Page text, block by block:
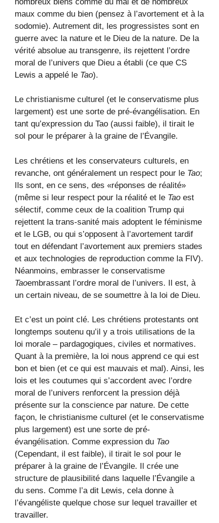
maux comme du bien (pensez à l’avortement et à la
sodomie). Autrement dit, les progressistes sont en
guerre avec la nature et le Dieu de la nature. De la
vérité absolue au transgenre, ils rejettent l’ordre
moral de l’univers que Dieu a établi (ce que CS
Lewis a appelé le Tao).
Le christianisme culturel (et le conservatisme plus
largement) est une sorte de pré-évangélisation. En
tant qu’expression du Tao (aussi faible), il tirait le
sol pour le préparer à la graine de l’Évangile.
Les chrétiens et les conservateurs culturels, en
revanche, ont généralement un respect pour le Tao;
Ils sont, en ce sens, des «réponses de réalité»
(même si leur respect pour la réalité et le Tao est
sélectif, comme ceux de la coalition Trump qui
rejettent la trans-sanité mais adoptent le féminisme
et le LGB, ou qui s’opposent à l’avortement tardif
tout en défendant l’avortement aux premiers stades
et aux technologies de reproduction comme la FIV).
Néanmoins, embrasser le conservatisme
Taoembrassant l’ordre moral de l’univers. Il est, à
un certain niveau, de se soumettre à la loi de Dieu.
Et c’est un point clé. Les chrétiens protestants ont
longtemps soutenu qu’il y a trois utilisations de la
loi morale – pardagogiques, civiles et normatives.
Quant à la première, la loi nous apprend ce qui est
bon et bien (et ce qui est mauvais et mal). Ainsi, les
lois et les coutumes qui s’accordent avec l’ordre
moral de l’univers renforcent la pression déjà
présente sur la conscience par nature. De cette
façon, le christianisme culturel (et le conservatisme
plus largement) est une sorte de pré-
évangélisation. Comme expression du Tao
(Cependant, il est faible), il tirait le sol pour le
préparer à la graine de l’Évangile. Il crée une
structure de plausibilité dans laquelle l’Évangile a
du sens. Comme l’a dit Lewis, cela donne à
l’évangéliste quelque chose sur lequel travailler et
travailler.